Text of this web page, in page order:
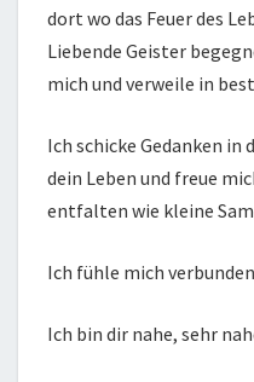
dort wo das Feuer des
Liebende Geister
mich und verweile in
Ich schicke Gedanken in
dein Leben und freue
entfalten wie kleine
Ich fühle mich
Ich bin dir nahe, sehr